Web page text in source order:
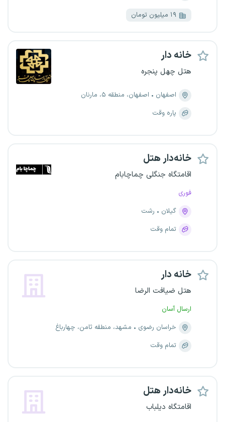
۱۹ میلیون تومان
خانه دار
هتل چهل پنجره
اصفهان
اصفهان، منطقه ۵، مارنان
پاره وقت
خانه‌دار هتل
اقامتگاه جنگلی چماچابام
فوری
گیلان
رشت
تمام وقت
خانه دار
هتل ضیافت الرضا
ارسال آسان
خراسان رضوی
مشهد، منطقه ثامن، چهارباغ
تمام وقت
خانه‌دار هتل
اقامتگاه دیلباب